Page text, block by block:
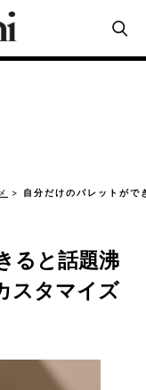
自分だけのパレットが
ると話題沸
スタマイズ